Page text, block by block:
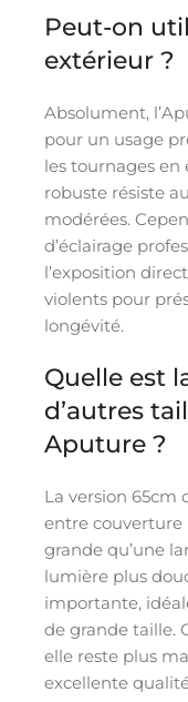
Peut-on
extérieur ?
Absolument,
pour un usage
les tournages en
robuste résiste
modérées.
d’éclairage
l’exposition
violents pour
longévité.
Quelle est
d’autres
Aputure ?
La version 65cm
entre
grande qu’une
lumière plus
importante,
de grande taille.
elle reste plus
excellente